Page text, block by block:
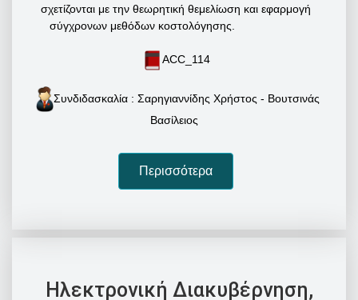
σχετίζονται με την θεωρητική θεμελίωση και εφαρμογή
σύγχρονων μεθόδων κοστολόγησης.
ACC_114
Συνδιδασκαλία : Σαρηγιαννίδης Χρήστος - Βουτσινάς
Βασίλειος
Περισσότερα
Ηλεκτρονική Διακυβέρνηση,